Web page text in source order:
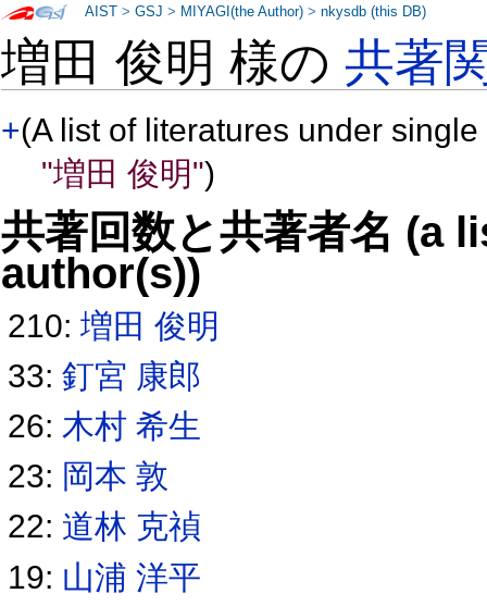
増田 俊明 様の共著
+(A list of literatures under
"増田 俊明")
共著回数と共著者名 (a
author(s))
210:増田 俊明
33:釘宮 康郎
26:木村 希生
23: 岡本 敦
22: 道林 克禎
19: 山浦 洋平
AIST >GSJ > MIYAGI(the Author) >nkysdb (this DB)